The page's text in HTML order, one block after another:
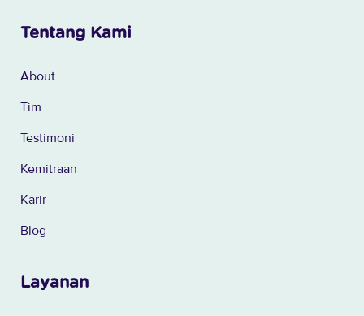
Tentang Kami
About
Tim
Testimoni
Kemitraan
Karir
Blog
Layanan